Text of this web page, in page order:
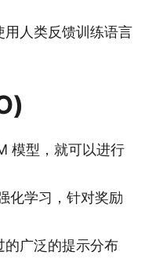
人类反馈训练语言
模型，就可以进行
化学习，针对奖励
的广泛的提示分布